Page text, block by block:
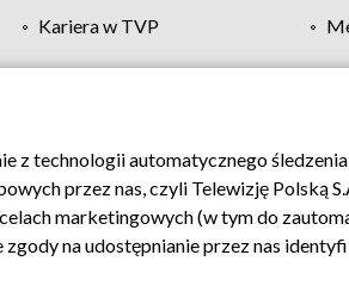
Kariera w TVP
Moje zgody Pomoc
z technologii automatycznego
przez nas, czyli Telewizję Polską
marketingowych (w tym do
na udostępnianie przez nas